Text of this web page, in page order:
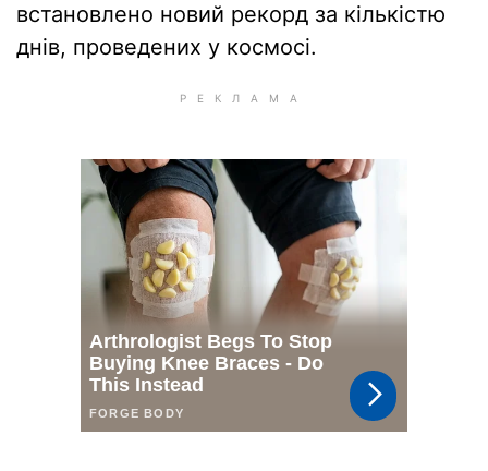
встановлено новий рекорд за кількістю
днів, проведених у космосі.